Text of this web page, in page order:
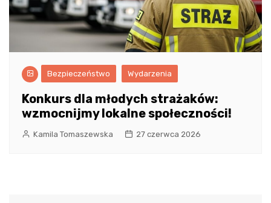
Bezpieczeństwo Wydarzenia
Konkurs dla młodych strażaków:
wzmocnijmy lokalne społeczności!
Kamila Tomaszewska 27 czerwca 2026